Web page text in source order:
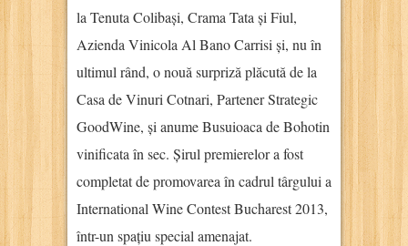
la Tenuta Colibași, Crama Tata și Fiul,
Azienda Vinicola Al Bano Carrisi și, nu în
ultimul rând, o nouă surpriză plăcută de la
Casa de Vinuri Cotnari, Partener Strategic
GoodWine, și anume Busuioaca de Bohotin
vinificata în sec. Șirul premierelor a fost
completat de promovarea în cadrul târgului a
International Wine Contest Bucharest 2013,
într-un spațiu special amenajat.